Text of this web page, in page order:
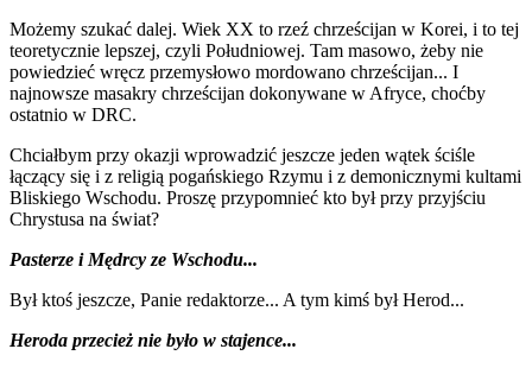
Możemy szukać dalej. Wiek XX to rzeź chrześcijan w Korei, i to tej
teoretycznie lepszej, czyli Południowej. Tam masowo, żeby nie
powiedzieć wręcz przemysłowo mordowano chrześcijan... I
najnowsze masakry chrześcijan dokonywane w Afryce, choćby
ostatnio w DRC.
Chciałbym przy okazji wprowadzić jeszcze jeden wątek ściśle
łączący się i z religią pogańskiego Rzymu i z demonicznymi kultami
Bliskiego Wschodu. Proszę przypomnieć kto był przy przyjściu
Chrystusa na świat?
Pasterze i Mędrcy ze Wschodu...
Był ktoś jeszcze, Panie redaktorze... A tym kimś był Herod...
Heroda przecież nie było w stajence...